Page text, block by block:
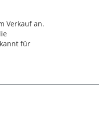
Verkauf an.
für